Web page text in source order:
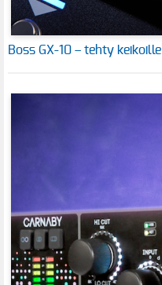
Boss GX-10 – tehty keikoille